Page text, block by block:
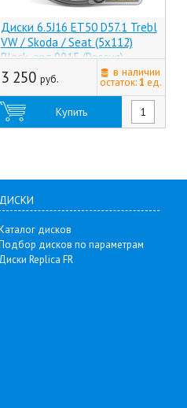
Диски 6.5J16 ET50 D57.1 Trebl
VW / Skoda / Seat (5x112)
Black, арт.9915 (Россия)
3 250 руб.
в наличии
остаток:1 ед.
Купить
ДИСКИ
дисков
дисков по параметрам
Диски Replica FR